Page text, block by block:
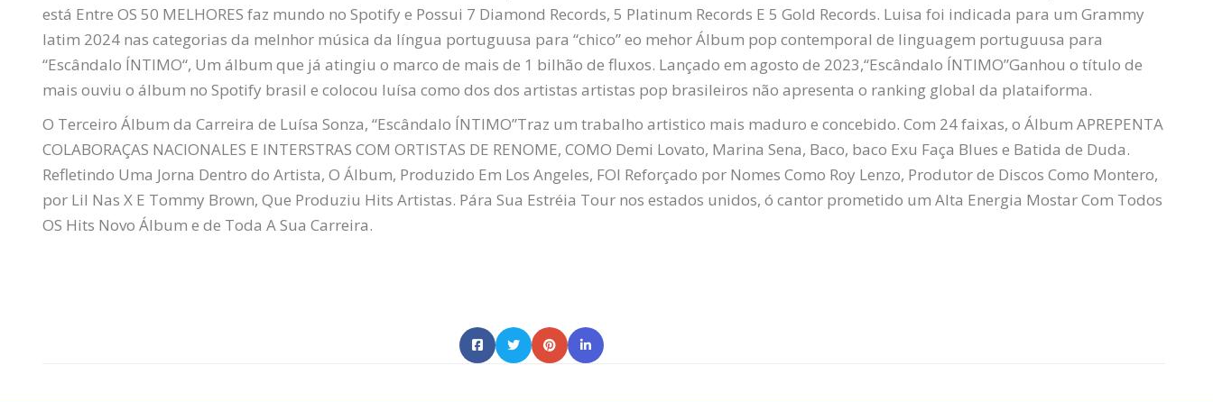
está Entre OS 50 MELHORES faz mundo no Spotify e Possui 7 Diamond Records, 5 Platinum Records E 5 Gold Records. Luisa foi indicada para um Grammy
latim 2024 nas categorias da melnhor música da língua portuguusa para “chico” eo mehor Álbum pop contemporal de linguagem portuguusa para
“Escândalo ÍNTIMO“, Um álbum que já atingiu o marco de mais de 1 bilhão de fluxos. Lançado em agosto de 2023,“Escândalo ÍNTIMO”Ganhou o título de
mais ouviu o álbum no Spotify brasil e colocou luísa como dos dos artistas artistas pop brasileiros não apresenta o ranking global da plataiforma.
O Terceiro Álbum da Carreira de Luísa Sonza, “Escândalo ÍNTIMO”Traz um trabalho artistico mais maduro e concebido. Com 24 faixas, o Álbum APREPENTA
COLABORAÇAS NACIONALES E INTERSTRAS COM ORTISTAS DE RENOME, COMO Demi Lovato, Marina Sena, Baco, baco Exu Faça Blues e Batida de Duda.
Refletindo Uma Jorna Dentro do Artista, O Álbum, Produzido Em Los Angeles, FOI Reforçado por Nomes Como Roy Lenzo, Produtor de Discos Como Montero,
por Lil Nas X E Tommy Brown, Que Produziu Hits Artistas. Pára Sua Estréia Tour nos estados unidos, ó cantor prometido um Alta Energia Mostar Com Todos
OS Hits Novo Álbum e de Toda A Sua Carreira.